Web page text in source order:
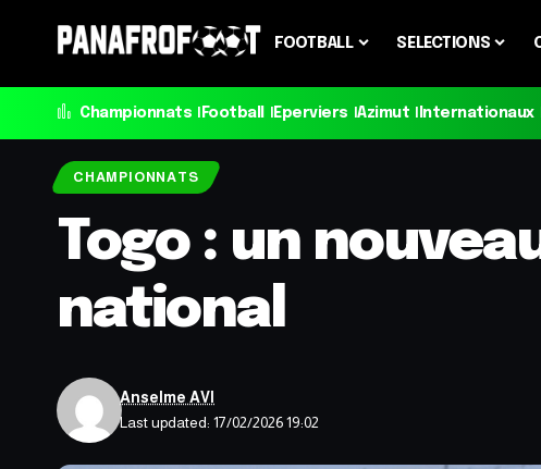
FOOTBALL SELECTIONS
Championnats Football Eperviers Azimut Internationaux
CHAMPIONNATS
Togo : un
national
Last updated: 17/02/2026 19:02
Anselme AVI